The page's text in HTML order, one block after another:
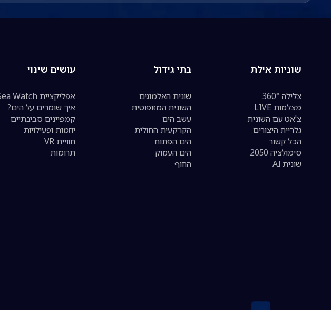
שוניות אילת
צלילה 360°
מצלמות LIVE
צ'אט עם השונית
גלריית היצורים
הכל קשור
סימולציה 2050
שונית AI
בתי גידול
שונית האלמוגים
השונית המזופוטית
עשב הים
הקרקעית החולית
הים הפתוח
הים העמוק
החוף
עושים שינוי
אפליקציית Sea Watch
איך שומרים על הים?
קמפיינים סביבתיים
יוזמות ופעילויות
חוויית VR
תרומות